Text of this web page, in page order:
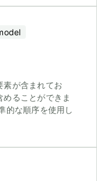
素が含まれてお
ることができま
的な順序を使用し